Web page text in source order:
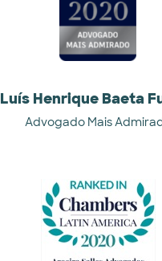
Luís Henrique Baeta
Advogado Mais